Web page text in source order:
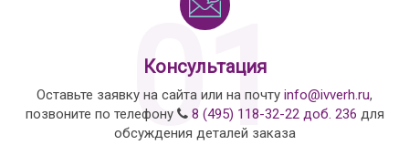
01
Консультация
Оставьте заявку на сайта или на почту info@ivverh.ru,
позвоните по телефону
8 (495) 118-32-22 доб. 236 для
обсуждения деталей заказа